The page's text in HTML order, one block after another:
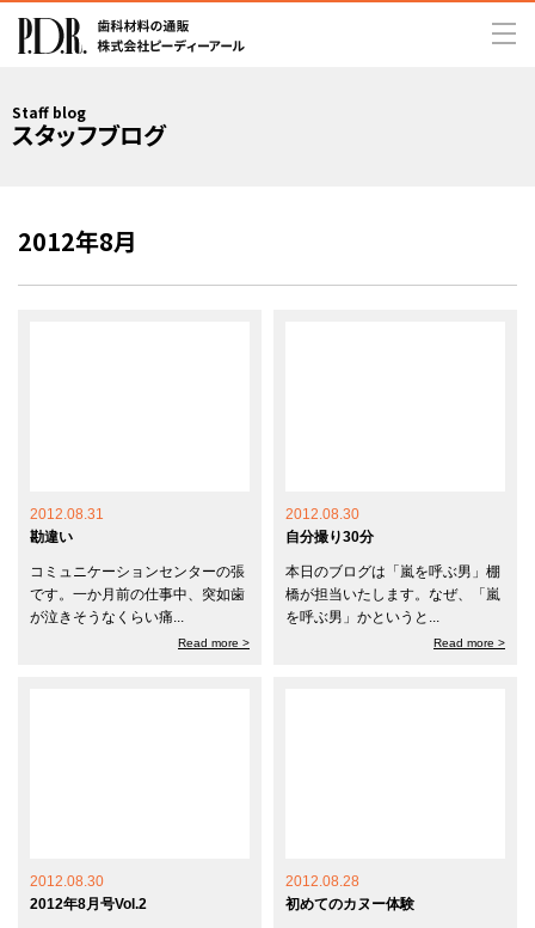
Staff blog
スタッフブログ
2012年8月
2012.08.31
勘違い
コミュニケーションセンターの張
です。一か月前の仕事中、突如歯
が泣きそうなくらい痛...
Read more >
2012.08.30
自分撮り30分
本日のブログは「嵐を呼ぶ男」棚
橋が担当いたします。なぜ、「嵐
を呼ぶ男」かというと...
Read more >
2012.08.30
2012年8月号Vol.2
2012.08.28
初めてのカヌー体験